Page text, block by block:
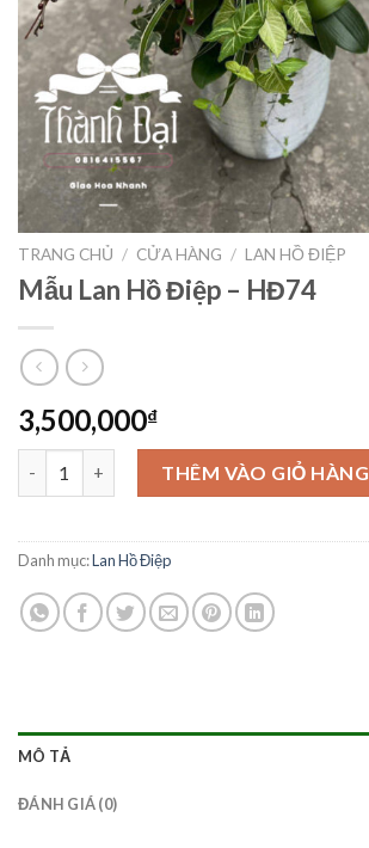
TRANG CHỦ / CỬA HÀNG / LAN HỒ ĐIỆP
Mẫu Lan Hồ Điệp – HĐ74
3,500,000₫
Mẫu Lan Hồ Điệp – HĐ74 số lượng
THÊM VÀO GIỎ HÀNG
Danh mục:Lan Hồ Điệp
MÔ TẢ
ĐÁNH GIÁ (0)